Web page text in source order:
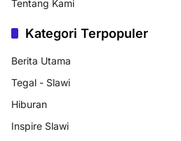
Tentang Kami
Kategori Terpopuler
Berita Utama
Tegal - Slawi
Hiburan
Inspire Slawi